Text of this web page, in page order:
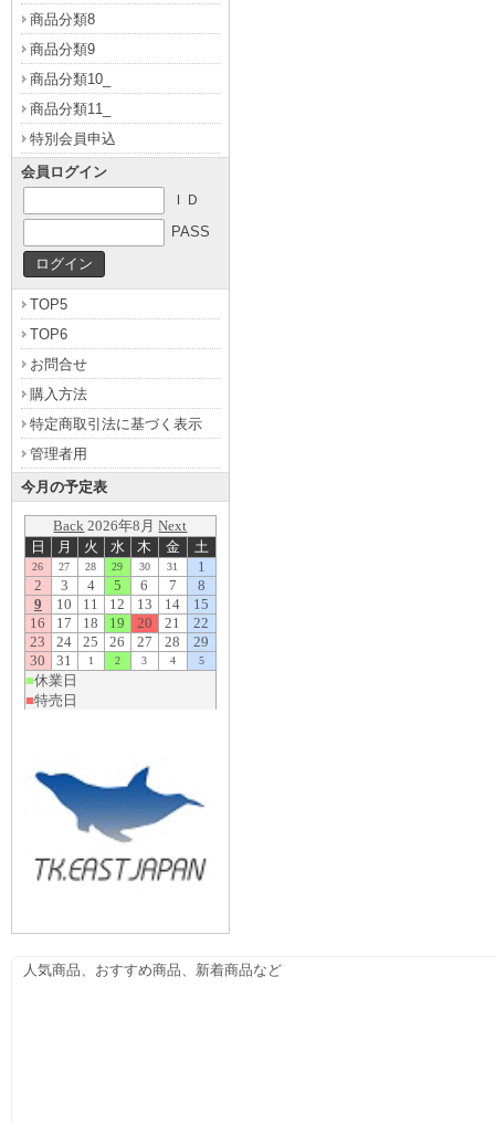
商品分類8
商品分類9
商品分類10_
商品分類11_
特別会員申込
会員ログイン
ＩＤ
PASS
TOP5
TOP6
お問合せ
購入方法
特定商取引法に基づく表示
管理者用
今月の予定表